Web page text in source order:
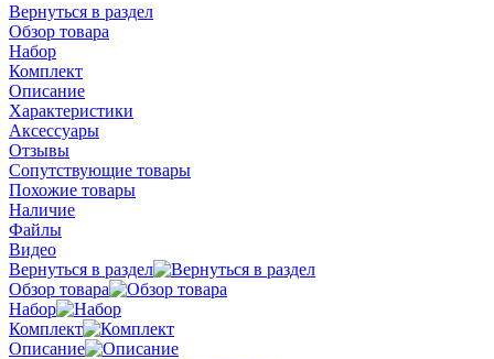
Вернуться в раздел
Обзор товара
Набор
Комплект
Описание
Характеристики
Аксессуары
Отзывы
Сопутствующие товары
Похожие товары
Наличие
Файлы
Видео
Вернуться в раздел
Обзор товара
Набор
Комплект
Описание